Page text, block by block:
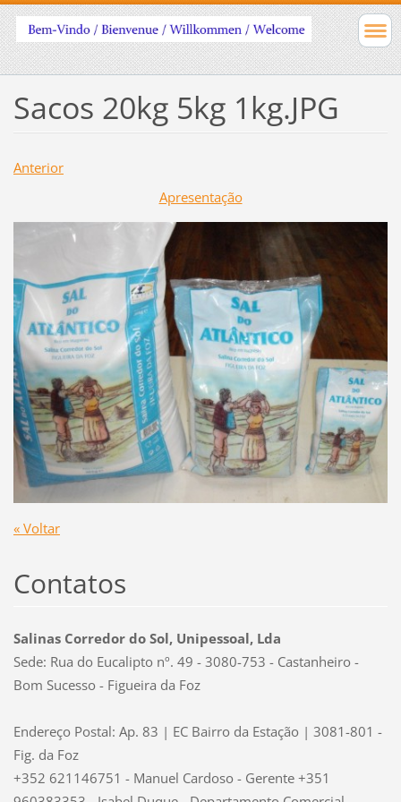
Sacos 20kg 5kg 1kg.JPG
Anterior
Apresentação
« Voltar
Contatos
Salinas Corredor do Sol, Unipessoal, Lda
Sede: Rua do Eucalipto nº. 49 - 3080-753 - Castanheiro -
Bom Sucesso - Figueira da Foz
Endereço Postal: Ap. 83 | EC Bairro da Estação | 3081-801 -
Fig. da Foz
+352 621146751 - Manuel Cardoso - Gerente +351